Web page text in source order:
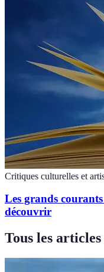
Critiques culturelles et
Les grands
découvrir
Tous les articles